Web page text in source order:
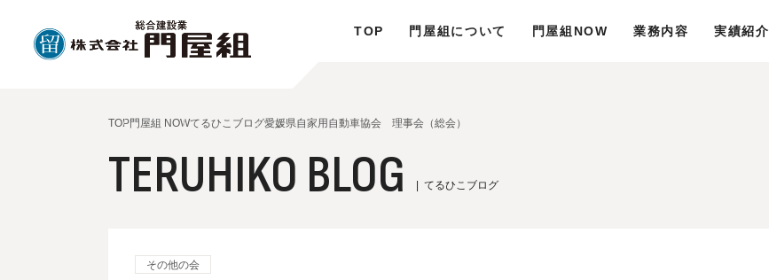
TOP 門屋組について 門屋組NOW 業務内容 実績紹介
TOP門屋組 NOWてるひこブログ愛媛県自家用自動車協会 理事会（総会）
TERUHIKO BLOG てるひこブログ
その他の会